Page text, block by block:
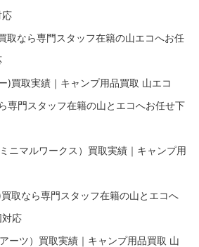
応
取なら専門スタッフ在籍の山エコへお任
)買取実績｜キャンプ用品買取 山エコ
専門スタッフ在籍の山とエコへお任せ下
ニマルワークス）買取実績｜キャンプ用
取なら専門スタッフ在籍の山とエコへ
対応
ーツ）買取実績｜キャンプ用品買取 山